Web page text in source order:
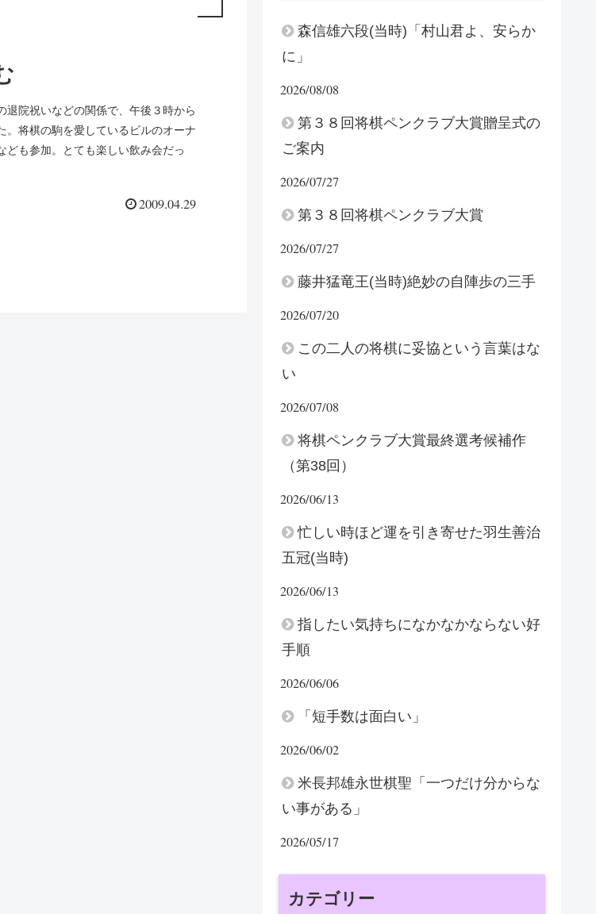
退院祝いなどの関係で、午後３時から
。将棋の駒を愛しているビルのオーナ
ども参加。とても楽しい飲み会だっ
2009.04.29
森信雄六段(当時)「村山君よ、安らか
に」
2026/08/08
第３８回将棋ペンクラブ大賞贈呈式の
ご案内
2026/07/27
第３８回将棋ペンクラブ大賞
2026/07/27
藤井猛竜王(当時)絶妙の自陣歩の三手
2026/07/20
この二人の将棋に妥協という言葉はな
い
2026/07/08
将棋ペンクラブ大賞最終選考候補作
（第38回）
2026/06/13
忙しい時ほど運を引き寄せた羽生善治
五冠(当時)
2026/06/13
指したい気持ちになかなかならない好
手順
2026/06/06
「短手数は面白い」
2026/06/02
米長邦雄永世棋聖「一つだけ分からな
い事がある」
2026/05/17
カテゴリー